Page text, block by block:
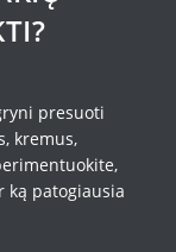
presuoti
kremus,
ką patogiausia